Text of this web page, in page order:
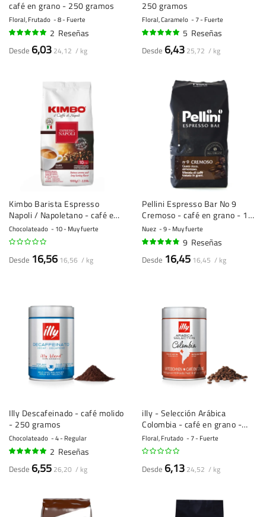
café en grano - 250 gramos
Floral, Frutado 8 - Fuerte
2 Reseñas
Desde 6,03 24,12 / kg
250 gramos
Floral, Caramelo 7 - Fuerte
5 Reseñas
Desde 6,43 25,72 / kg
Kimbo Barista Espresso
Napoli / Napoletano - café en
grano - 1 kilo
Chocolateado 10 - Muy fuerte
Desde 16,56 16,56 / kg
Pellini Espresso Bar No 9
Cremoso - café en grano - 1
kilo
Nuez 9 - Muy fuerte
9 Reseñas
Desde 16,45 16,45 / kg
Illy Descafeinado - café molido
- 250 gramos
Chocolateado 4 - Regular
2 Reseñas
Desde 6,55 26,20 / kg
illy - Selección Arábica
Colombia - café en grano -
250g
Floral, Frutado 7 - Fuerte
Desde 6,13 24,52 / kg